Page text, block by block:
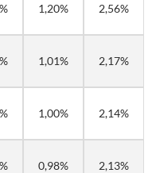
1,20% 2,56%
1,01% 2,17%
1,00% 2,14%
0,98% 2,13%